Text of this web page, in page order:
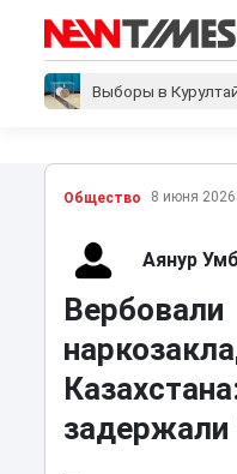
Выборы в
Общество 8 июня 2026
Аянур
Вербовали
задержали